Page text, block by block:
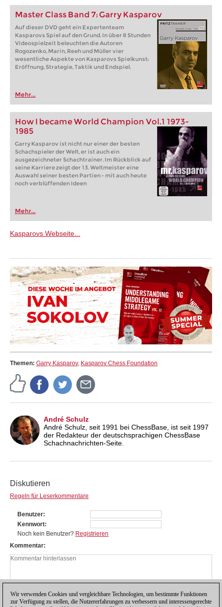
Master Class Band 7: Garry Kasparov
Auf dieser DVD geht ein Expertenteam
Kasparovs Spiel auf den Grund. In über 8 Stunden
Videospielzeit beleuchten die Autoren
Rogozenko, Marin, Reeh und Müller vier
wesentliche Aspekte von Kasparovs Spielkunst:
Eröffnung, Strategie, Taktik und Endspiel.
Mehr...
How I became World Champion Vol.1 1973-
1985
Garry Kasparov ist nicht nur einer der besten
Schachspieler der Welt, er ist auch ein
ausgezeichneter Schachtrainer. Im Rückblick auf
seine Karriere zeigt der 13. Weltmeister eine
Auswahl seiner besten Partien - mit auch heute
noch verblüffenden Ideen
Mehr...
Kasparovs Webseite...
Themen: Garry Kasparov, Kasparov Chess Foundation
André Schulz
André Schulz, seit 1991 bei ChessBase, ist seit 1997
der Redakteur der deutschsprachigen ChessBase
Schachnachrichten-Seite.
Diskutieren
Regeln für Leserkommentare
Benutzer
Kennwort
Noch kein Benutzer? Registrieren
Kommentar
Wir verwenden Cookies und vergleichbare Technologien, um bestimmte Funktionen
zur Verfügung zu stellen, die Nutzererfahrungen zu verbessern und interessengerechte